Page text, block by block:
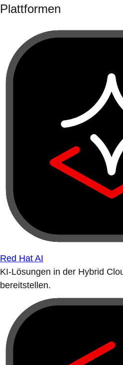
Plattformen
Red Hat AI
KI-Lösungen in der Hybrid
bereitstellen.